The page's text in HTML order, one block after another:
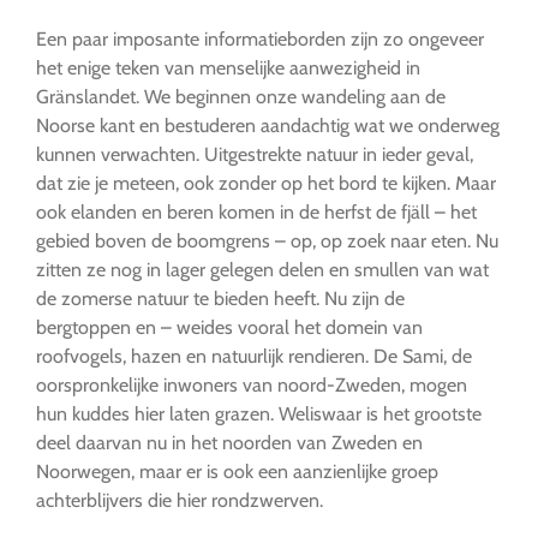
Een paar imposante informatieborden zijn zo ongeveer
het enige teken van menselijke aanwezigheid in
Gränslandet. We beginnen onze wandeling aan de
Noorse kant en bestuderen aandachtig wat we onderweg
kunnen verwachten. Uitgestrekte natuur in ieder geval,
dat zie je meteen, ook zonder op het bord te kijken. Maar
ook elanden en beren komen in de herfst de fjäll – het
gebied boven de boomgrens – op, op zoek naar eten. Nu
zitten ze nog in lager gelegen delen en smullen van wat
de zomerse natuur te bieden heeft. Nu zijn de
bergtoppen en – weides vooral het domein van
roofvogels, hazen en natuurlijk rendieren. De Sami, de
oorspronkelijke inwoners van noord-Zweden, mogen
hun kuddes hier laten grazen. Weliswaar is het grootste
deel daarvan nu in het noorden van Zweden en
Noorwegen, maar er is ook een aanzienlijke groep
achterblijvers die hier rondzwerven.